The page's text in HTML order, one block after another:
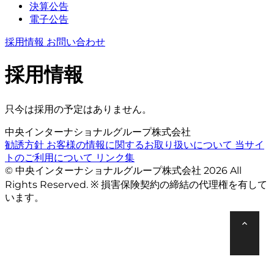
決算公告
電子公告
採用情報 お問い合わせ
採用情報
只今は採用の予定はありません。
中央インターナショナルグループ株式会社
勧誘方針 お客様の情報に関するお取り扱いについて 当サイ
トのご利用について リンク集
© 中央インターナショナルグループ株式会社 2026 All
Rights Reserved. ※ 損害保険契約の締結の代理権を有して
います。